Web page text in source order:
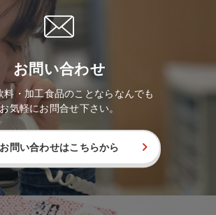
お問い合わせ
料・加工食品のことならなんでも
お気軽にお問合せ下さい。
お問い合わせはこちらから